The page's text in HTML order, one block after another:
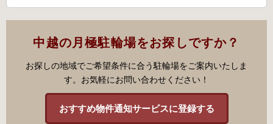
中越の月極駐輪場をお探しですか？
お探しの地域でご希望条件に合う駐輪場をご案内いたしま
す。お気軽にお問い合わせください！
おすすめ物件通知サービスに登録する